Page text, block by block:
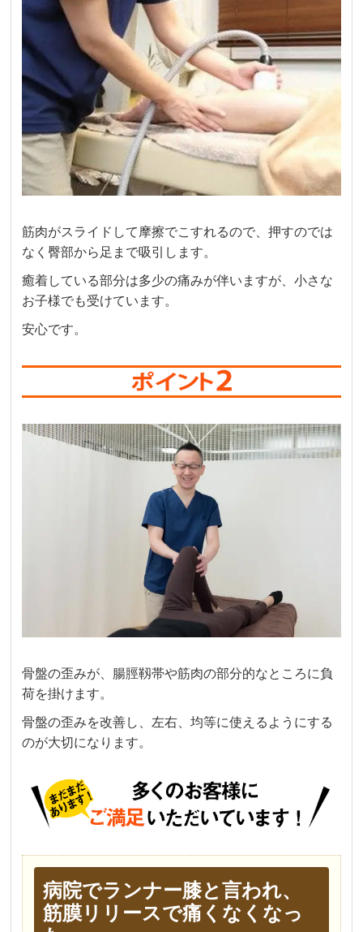
筋肉がスライドして摩擦でこすれるので、押すのでは
なく臀部から足まで吸引します。
癒着している部分は多少の痛みが伴いますが、小さな
お子様でも受けています。
安心です。
骨盤の歪みが、腸脛靱帯や筋肉の部分的なところに負
荷を掛けます。
骨盤の歪みを改善し、左右、均等に使えるようにする
のが大切になります。
病院でランナー膝と言われ、
筋膜リリースで痛くなくなっ